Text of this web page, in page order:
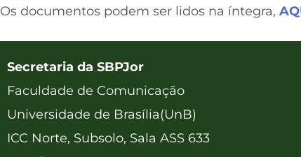
Os documentos podem ser lidos na íntegra,
Secretaria da SBPJor
Faculdade de Comunicação
Universidade de Brasília(UnB)
ICC Norte, Subsolo, Sala ASS 633